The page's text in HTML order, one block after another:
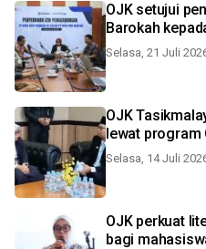
OJK setujui
Barokah
Selasa, 21 Juli
OJK
lewat program
Selasa, 14 Juli
OJK perkuat
bagi